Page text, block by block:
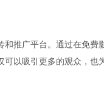
推广平台。通过在免费
以吸引更多的观众，也